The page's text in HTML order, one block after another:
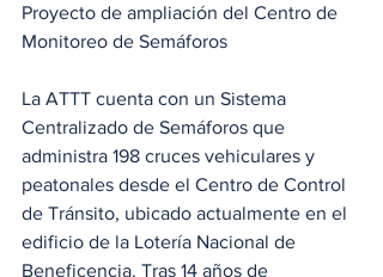
Proyecto de ampliación del Centro de
Monitoreo de Semáforos
La ATTT cuenta con un Sistema
Centralizado de Semáforos que
administra 198 cruces vehiculares y
peatonales desde el Centro de Control
de Tránsito, ubicado actualmente en el
edificio de la Lotería Nacional de
Beneficencia. Tras 14 años de